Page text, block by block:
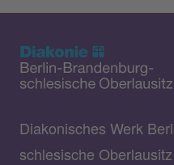
Diakonisches Werk
schlesische